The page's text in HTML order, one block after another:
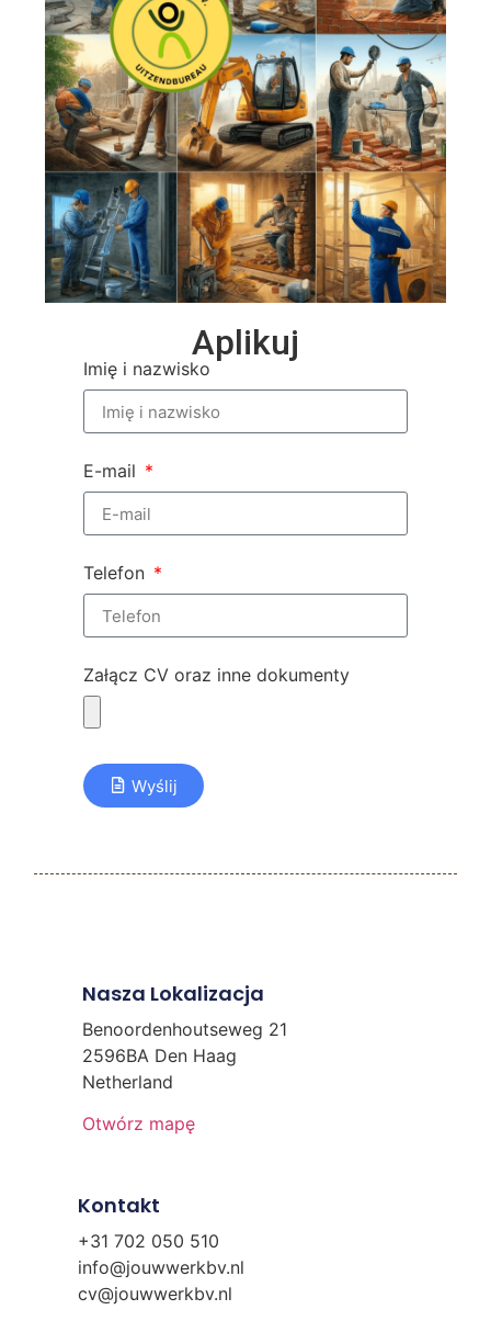
Aplikuj
Imię i nazwisko
E-mail
Telefon
Załącz CV oraz inne dokumenty
Wyślij
Nasza Lokalizacja
Benoordenhoutseweg 21
2596BA Den Haag
Netherland
Otwórz mapę
Kontakt
+31 702 050 510
info@jouwwerkbv.nl
cv@jouwwerkbv.nl